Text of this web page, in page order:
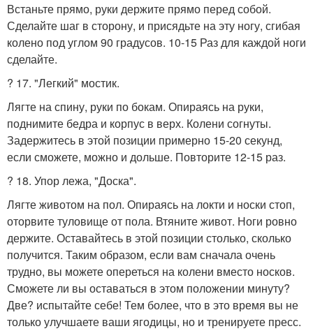
Встаньте прямо, руки держите прямо перед собой.
Сделайте шаг в сторону, и присядьте на эту ногу, сгибая
колено под углом 90 градусов. 10-15 Раз для каждой ноги
сделайте.
? 17. "Легкий" мостик.
Лягте на спину, руки по бокам. Опираясь на руки,
поднимите бедра и корпус в верх. Колени согнуты.
Задержитесь в этой позиции примерно 15-20 секунд,
если сможете, можно и дольше. Повторите 12-15 раз.
? 18. Упор лежа, "Доска".
Лягте животом на пол. Опираясь на локти и носки стоп,
оторвите туловище от пола. Втяните живот. Ноги ровно
держите. Оставайтесь в этой позиции столько, сколько
получится. Таким образом, если вам сначала очень
трудно, вы можете опереться на колени вместо носков.
Сможете ли вы оставаться в этом положении минуту?
Две? испытайте себе! Тем более, что в это время вы не
только улучшаете ваши ягодицы, но и тренируете пресс.